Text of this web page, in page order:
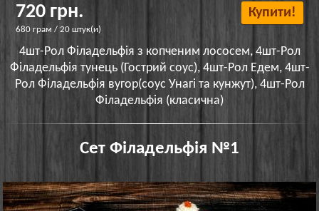
720 грн.
680 грам / 20 штук(и)
Купити!
4шт-Рол Філадельфія з копченим лососем, 4шт-Рол
Філадельфія тунець (Гострий соус), 4шт-Рол Едем, 4шт-
Рол Філадельфія вугор(соус Унагі та кунжут), 4шт-Рол
Філадельфія (класична)
Сет Філадельфія №1